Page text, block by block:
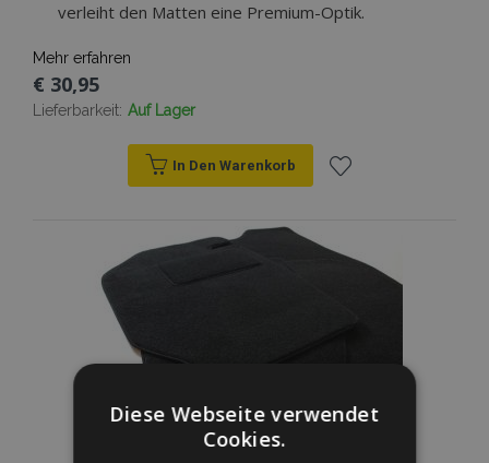
verleiht den Matten eine Premium-Optik.
Mehr erfahren
€ 30,95
Lieferbarkeit: Auf Lager
In Den Warenkorb
Wunschliste
hinzufügen
Diese Webseite verwendet
Cookies.